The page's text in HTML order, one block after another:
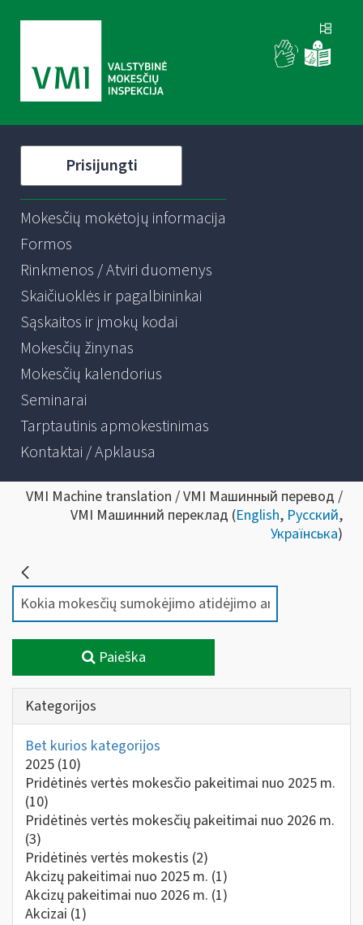
Prisijungti
Mokesčių mokėtojų informacija
Formos
Rinkmenos / Atviri duomenys
Skaičiuoklės ir pagalbininkai
Sąskaitos ir įmokų kodai
Mokesčių žinynas
Mokesčių kalendorius
Seminarai
Tarptautinis apmokestinimas
Kontaktai / Apklausa
VMI Machine translation / VMI Машинный перевод /
VMI Машинний переклад (English, Русский,
Українська)
Paieška
Kategorijos
Bet kurios kategorijos
2025 (10)
Pridėtinės vertės mokesčio pakeitimai nuo 2025 m.
(10)
Pridėtinės vertės mokesčių pakeitimai nuo 2026 m.
(3)
Pridėtinės vertės mokestis (2)
Akcizų pakeitimai nuo 2025 m. (1)
Akcizų pakeitimai nuo 2026 m. (1)
Akcizai (1)